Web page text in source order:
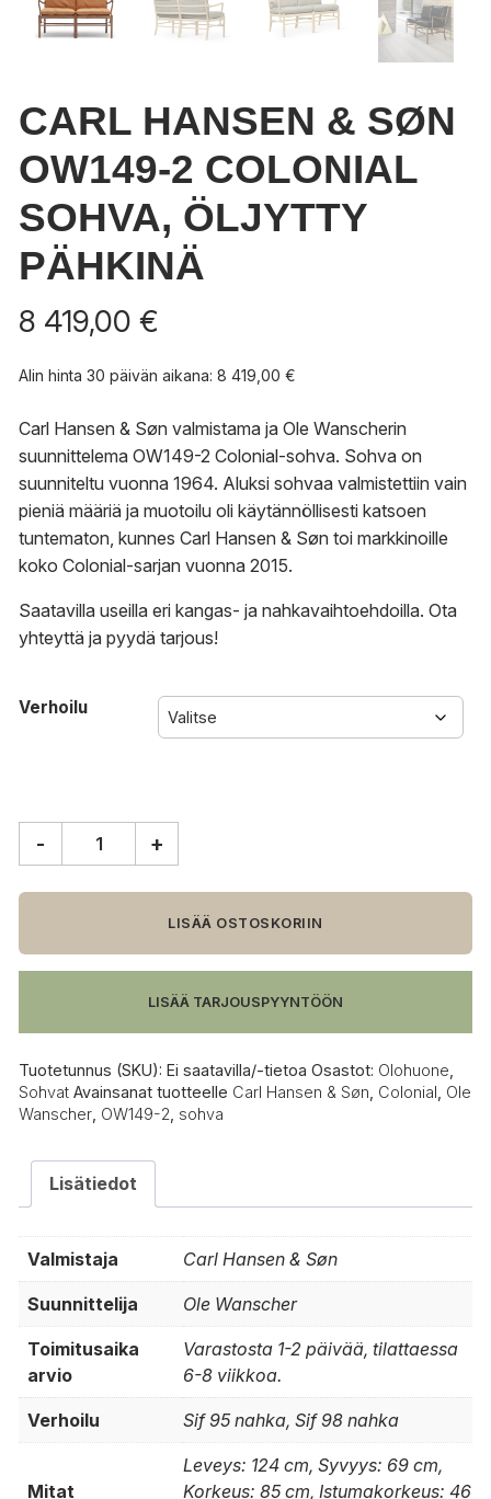
CARL HANSEN & SØN
OW149-2 COLONIAL
SOHVA, ÖLJYTTY
PÄHKINÄ
8 419,00 €
Alin hinta 30 päivän aikana: 8 419,00 €
Carl Hansen & Søn valmistama ja Ole Wanscherin
suunnittelema OW149-2 Colonial-sohva. Sohva on
suunniteltu vuonna 1964. Aluksi sohvaa valmistettiin vain
pieniä määriä ja muotoilu oli käytännöllisesti katsoen
tuntematon, kunnes Carl Hansen & Søn toi markkinoille
koko Colonial-sarjan vuonna 2015.
Saatavilla useilla eri kangas- ja nahkavaihtoehdoilla. Ota
yhteyttä ja pyydä tarjous!
Verhoilu
&
OW149-
2
öljytty
pähkinä
määrä
- +
LISÄÄ OSTOSKORIIN
LISÄÄ TARJOUSPYYNTÖÖN
Tuotetunnus (SKU): Ei saatavilla/-tietoa Osastot: Olohuone
Sohvat Avainsanat tuotteelle Carl Hansen & Søn Colonial Ole
Wanscher OW149-2 sohva
Lisätiedot
Valmistaja Carl Hansen & Søn
Suunnittelija Ole Wanscher
Toimitusaika
arvio
Varastosta 1-2 päivää, tilattaessa
6-8 viikkoa.
Verhoilu Sif 95 nahka, Sif 98 nahka
Mitat
Leveys: 124 cm, Syvyys: 69 cm,
Korkeus: 85 cm, Istumakorkeus: 46